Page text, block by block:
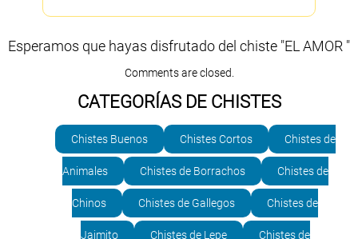
Esperamos que hayas disfrutado del chiste "EL AMOR "
Comments are closed.
CATEGORÍAS DE CHISTES
Chistes Buenos Chistes Cortos Chistes de
Animales Chistes de Borrachos Chistes de
Chinos Chistes de Gallegos Chistes de
Jaimito Chistes de Lepe Chistes de